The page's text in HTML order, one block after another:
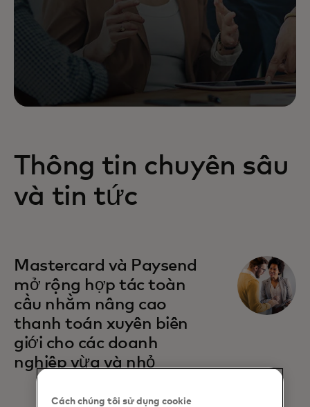
Thông tin chuyên sâu
và tin tức
Mastercard và Paysend
mở rộng hợp tác toàn
cầu nhằm nâng cao
thanh toán xuyên biên
giới cho các doanh
nghiệp vừa và nhỏ
Cách chúng tôi sử dụng cookie